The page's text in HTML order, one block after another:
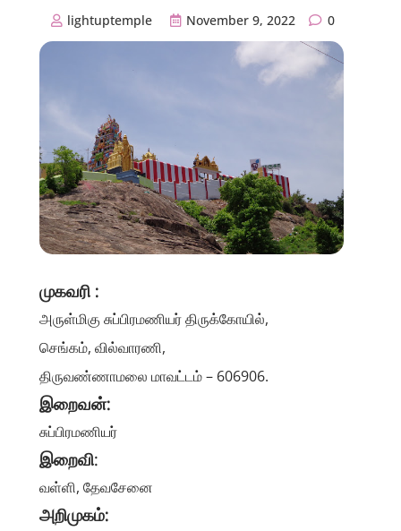
lightuptemple November 9, 2022 0
முகவரி :
அருள்மிகு சுப்பிரமணியர் திருக்கோயில்,
செங்கம், வில்வாரணி,
திருவண்ணாமலை மாவட்டம் – 606906.
இறைவன்:
சுப்பிரமணியர்
இறைவி:
வள்ளி, தேவசேனை
அறிமுகம்: